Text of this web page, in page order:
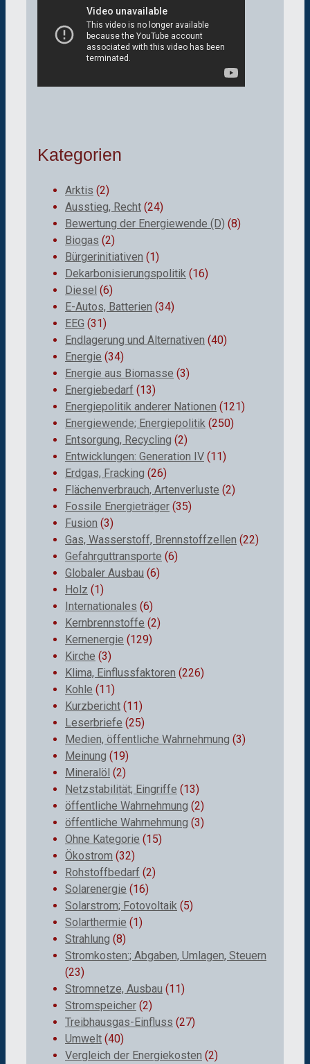
Kategorien
Arktis (2)
Ausstieg, Recht (24)
Bewertung der Energiewende (D) (8)
Biogas (2)
Bürgerinitiativen (1)
Dekarbonisierungspolitik (16)
Diesel (6)
E-Autos, Batterien (34)
EEG (31)
Endlagerung und Alternativen (40)
Energie (34)
Energie aus Biomasse (3)
Energiebedarf (13)
Energiepolitik anderer Nationen (121)
Energiewende; Energiepolitik (250)
Entsorgung, Recycling (2)
Entwicklungen: Generation IV (11)
Erdgas, Fracking (26)
Flächenverbrauch, Artenverluste (2)
Fossile Energieträger (35)
Fusion (3)
Gas, Wasserstoff, Brennstoffzellen (22)
Gefahrguttransporte (6)
Globaler Ausbau (6)
Holz (1)
Internationales (6)
Kernbrennstoffe (2)
Kernenergie (129)
Kirche (3)
Klima, Einflussfaktoren (226)
Kohle (11)
Kurzbericht (11)
Leserbriefe (25)
Medien, öffentliche Wahrnehmung (3)
Meinung (19)
Mineralöl (2)
Netzstabilität; Eingriffe (13)
öffentliche Wahrnehmung (2)
öffentliche Wahrnehmung (3)
Ohne Kategorie (15)
Ökostrom (32)
Rohstoffbedarf (2)
Solarenergie (16)
Solarstrom; Fotovoltaik (5)
Solarthermie (1)
Strahlung (8)
Stromkosten:; Abgaben, Umlagen, Steuern
(23)
Stromnetze, Ausbau (11)
Stromspeicher (2)
Treibhausgas-Einfluss (27)
Umwelt (40)
Vergleich der Energiekosten (2)